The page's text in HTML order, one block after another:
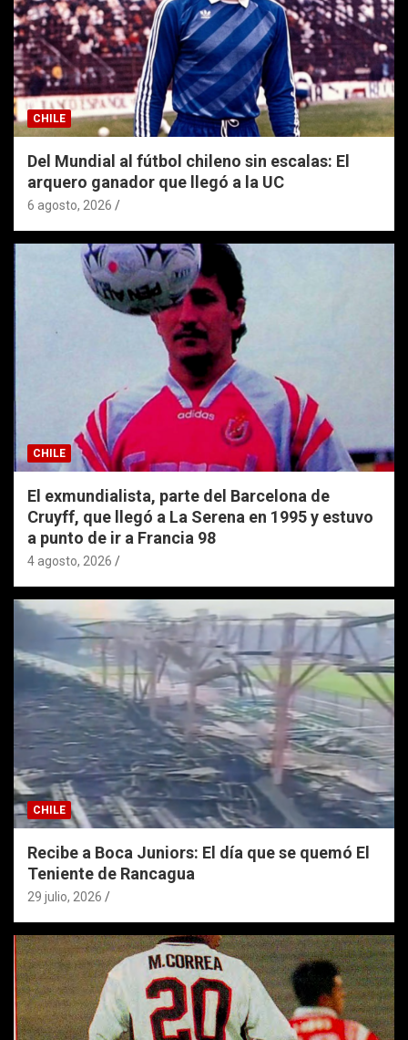
CHILE
Del Mundial al fútbol chileno sin escalas: El
arquero ganador que llegó a la UC
6 agosto, 2026
CHILE
El exmundialista, parte del Barcelona de
Cruyff, que llegó a La Serena en 1995 y estuvo
a punto de ir a Francia 98
4 agosto, 2026
CHILE
Recibe a Boca Juniors: El día que se quemó El
Teniente de Rancagua
29 julio, 2026